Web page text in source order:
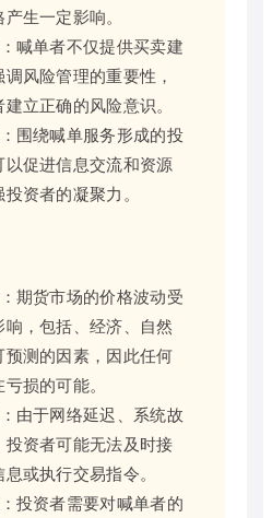
生一定影响。
喊单者不仅提供买卖建
风险管理的重要性，
立正确的风险意识。
围绕喊单服务形成的投
以促进信息交流和资源
资者的凝聚力。
期货市场的价格波动受
响，包括、经济、自然
预测的因素，因此任何
损的可能。
由于网络延迟、系统故
投资者可能无法及时接
或执行交易指令。
投资者需要对喊单者的